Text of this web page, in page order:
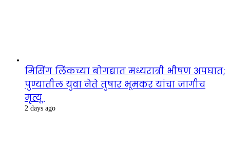
मिसिंग लिंकच्या बोगद्यात मध्यरात्री भीषण अपघात;
पुण्यातील युवा नेते तुषार भूमकर यांचा जागीच
मृत्यू
2 days ago